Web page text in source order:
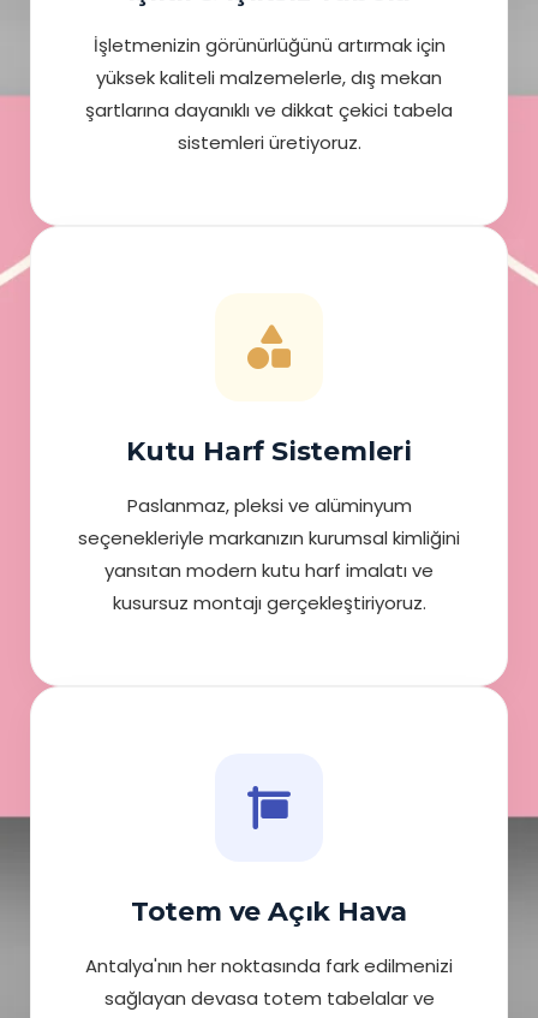
İşletmenizin görünürlüğünü artırmak için
yüksek kaliteli malzemelerle, dış mekan
şartlarına dayanıklı ve dikkat çekici tabela
sistemleri üretiyoruz.
Kutu Harf Sistemleri
Paslanmaz, pleksi ve alüminyum
seçenekleriyle markanızın kurumsal kimliğini
yansıtan modern kutu harf imalatı ve
kusursuz montajı gerçekleştiriyoruz.
Totem ve Açık Hava
Antalya'nın her noktasında fark edilmenizi
sağlayan devasa totem tabelalar ve